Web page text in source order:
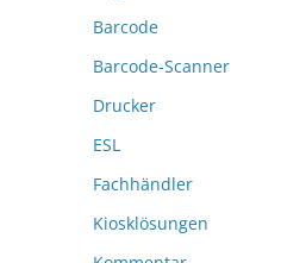
Barcode
Barcode-Scanner
Drucker
ESL
Fachhändler
Kiosklösungen